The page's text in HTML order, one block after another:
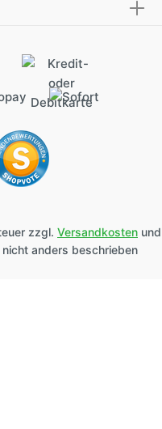
zzgl. Versandkosten und
anders beschrieben